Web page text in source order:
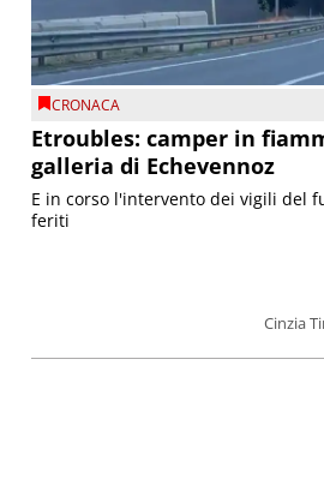
CRONACA
Etroubles: camper in
galleria di Echevennoz
Cinzia
E in corso l'intervento dei vigili del
feriti